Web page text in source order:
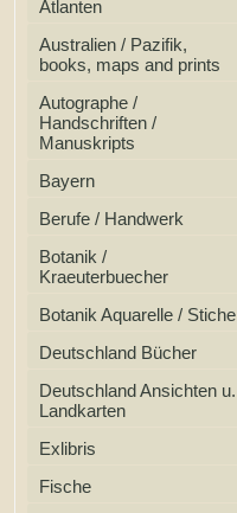
Atlanten
Australien / Pazifik,
books, maps and prints
Autographe /
Handschriften /
Manuskripts
Bayern
Berufe / Handwerk
Botanik /
Kraeuterbuecher
Botanik Aquarelle / Stiche
Deutschland Bücher
Deutschland Ansichten u.
Landkarten
Exlibris
Fische